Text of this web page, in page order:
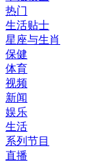
热门
生活贴士
星座与生肖
保健
体育
视频
新闻
娱乐
生活
系列节目
直播